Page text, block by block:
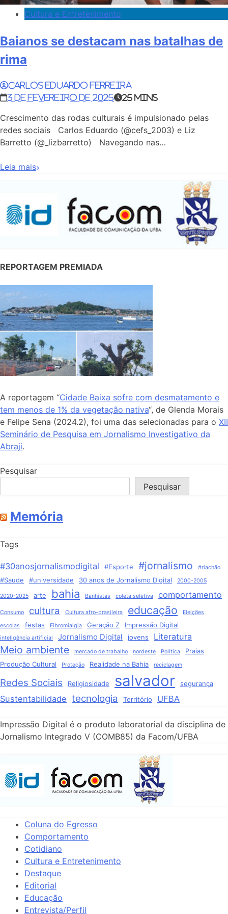
Cultura e Entretenimento
Baianos se destacam nas batalhas de
rima
Carlos Eduardo Ferreira
3 de fevereiro de 2025
25 mins
Crescimento das rodas culturais é impulsionado pelas
redes sociais Carlos Eduardo (@cefs_2003) e Liz
Barretto (@_lizbarretto) Navegando nas…
Leia mais
REPORTAGEM PREMIADA
A reportagem “Cidade Baixa sofre com desmatamento e
tem menos de 1% da vegetação nativa“, de Glenda Morais
e Felipe Sena (2024.2), foi uma das selecionadas para o XII
Seminário de Pesquisa em Jornalismo Investigativo da
Abraji.
Pesquisar
Pesquisar
Memória
Tags
#30anosjornalismodigital #Esporte #jornalismo #riachão
#Saude #universidade 30 anos de Jornalismo Digital 2000-2005
2020-2025 arte bahia Banhistas coleta seletiva comportamento
Consumo cultura Cultura afro-brasileira educação
Eleições
escolas
festas Fibromialgia Geração Z Impressão Digital
inteligência artificial Jornalismo Digital jovens Literatura
Meio ambiente mercado de trabalho nordeste Política
Praias
Produção Cultural
Proteção Realidade na Bahia reciclagem
Redes Sociais Religiosidade salvador segurança
Sustentabilidade tecnologia Território UFBA
Impressão Digital é o produto laboratorial da disciplina de
Jornalismo Integrado V (COMB85) da Facom/UFBA
Coluna do Egresso
Comportamento
Cotidiano
Cultura e Entretenimento
Destaque
Editorial
Educação
Entrevista/Perfil